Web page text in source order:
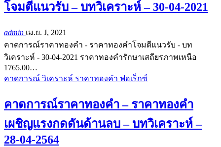
โจมตีแนวรับ – บทวิเคราะห์ – 30-04-2021
admin เม.ย. J, 2021
คาดการณ์ราคาทองคำ - ราคาทองคำโจมตีแนวรับ - บท
วิเคราะห์ - 30-04-2021 ราคาทองคำรักษาเสถียรภาพเหนือ
1765.00…
คาดการณ์ วิเคราะห์ ราคาทองคำ ฟอเร็กซ์
คาดการณ์ราคาทองคำ – ราคาทองคำ
เผชิญแรงกดดันด้านลบ – บทวิเคราะห์ –
28-04-2564